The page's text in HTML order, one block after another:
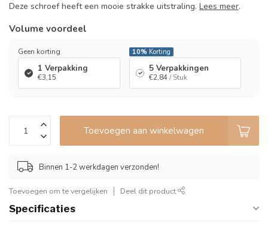
Deze schroef heeft een mooie strakke uitstraling. Lees meer.
Volume voordeel
Geen korting
1 Verpakking
€3,15
10% Korting
5 Verpakkingen
€2,84/ Stuk
Toevoegen aan winkelwagen
Binnen 1-2 werkdagen verzonden!
Toevoegen om te vergelijken Deel dit product
Specificaties